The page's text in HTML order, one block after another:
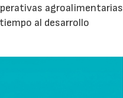
agroalimentarias
al desarrollo